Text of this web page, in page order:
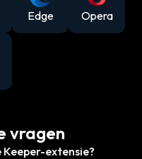
Edge Opera
vragen
extensie?